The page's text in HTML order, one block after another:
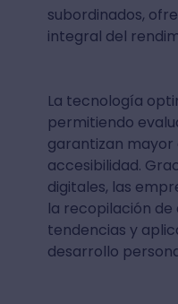
subordinados,
integral del
La tecnología
permitiendo
garantizan mayor
accesibilidad.
digitales, las
la recopilación de
tendencias y
desarrollo